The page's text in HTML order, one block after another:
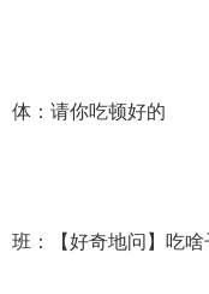
体：请你吃顿好的
班：【好奇地问】吃啥